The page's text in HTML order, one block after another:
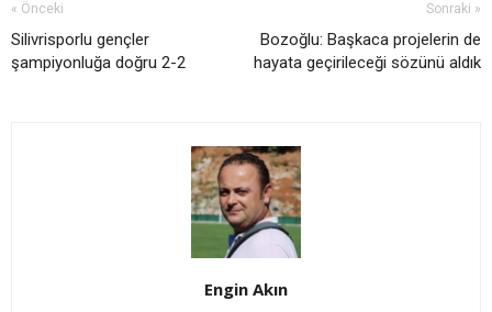
« Önceki
Silivrisporlu gençler
şampiyonluğa doğru 2-2
Sonraki »
Bozoğlu: Başkaca projelerin de
hayata geçirileceği sözünü aldık
Engin Akın